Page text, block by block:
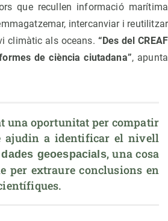
que recullen informació marítima
intercanviar i reutilitzar
climàtic als oceans. “Des del CREAF
de ciència ciutadana”, apunta
una oportunitat per compatir
ajudin a identificar el nivell
dades geoespacials, una cosa
per extraure conclusions en